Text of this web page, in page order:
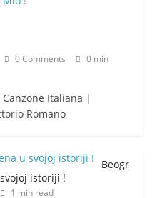
0 Comments
0 min
Italiana |
Romano
Beogr
istoriji !
1 min read